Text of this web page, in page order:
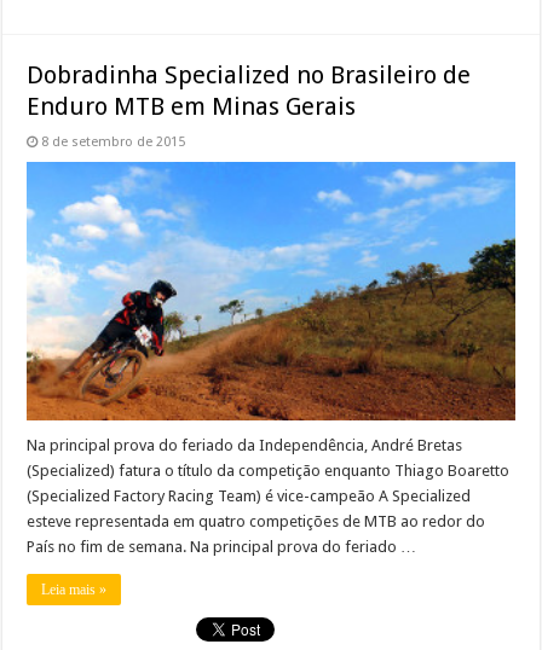
Dobradinha Specialized no Brasileiro de
Enduro MTB em Minas Gerais
8 de setembro de 2015
Na principal prova do feriado da Independência, André Bretas
(Specialized) fatura o título da competição enquanto Thiago Boaretto
(Specialized Factory Racing Team) é vice-campeão A Specialized
esteve representada em quatro competições de MTB ao redor do
País no fim de semana. Na principal prova do feriado …
Leia mais »